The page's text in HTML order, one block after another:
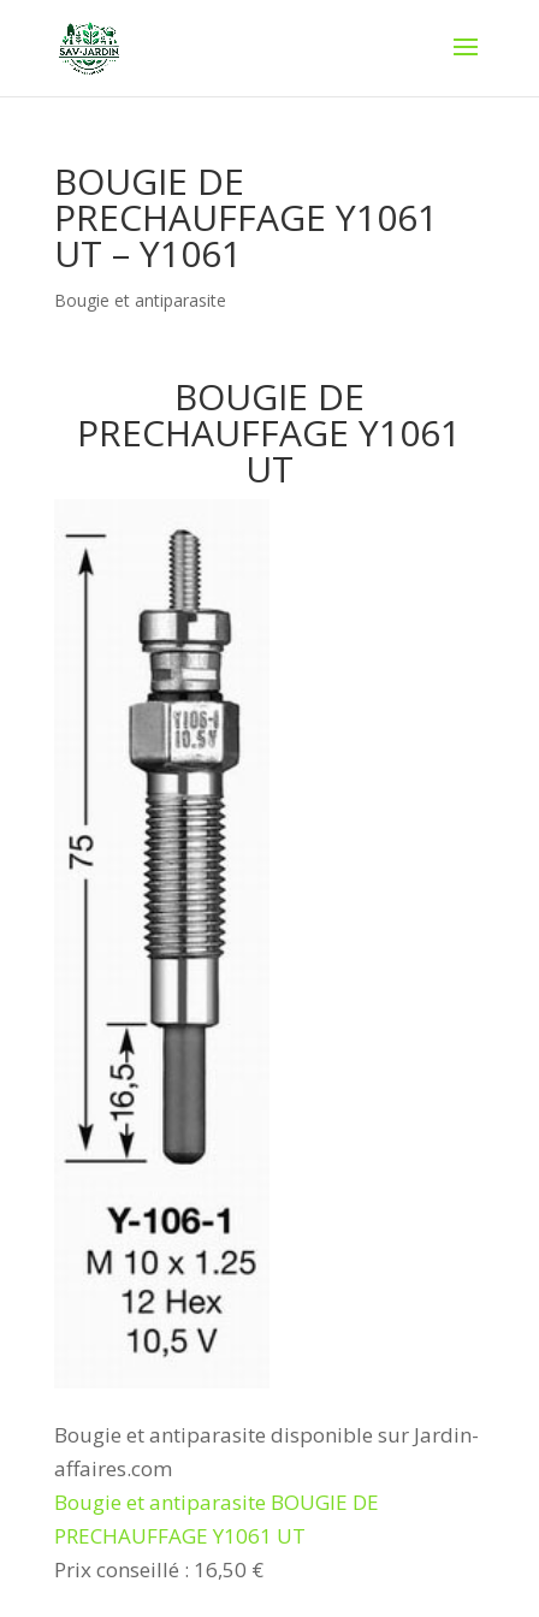
BOUGIE DE
PRECHAUFFAGE Y1061
UT – Y1061
Bougie et antiparasite
BOUGIE DE
PRECHAUFFAGE Y1061
UT
Bougie et antiparasite disponible sur Jardin-
affaires.com
Bougie et antiparasite BOUGIE DE
PRECHAUFFAGE Y1061 UT
Prix conseillé : 16,50 €